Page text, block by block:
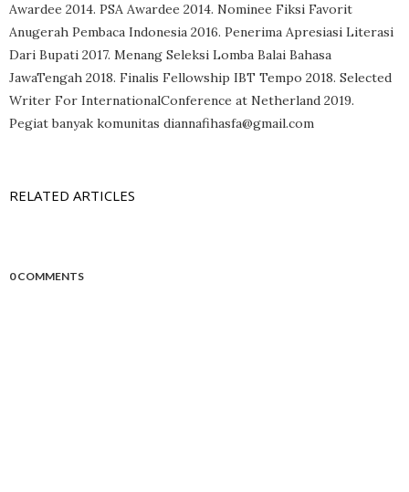
Awardee 2014. PSA Awardee 2014. Nominee Fiksi Favorit
Anugerah Pembaca Indonesia 2016. Penerima Apresiasi Literasi
Dari Bupati 2017. Menang Seleksi Lomba Balai Bahasa
JawaTengah 2018. Finalis Fellowship IBT Tempo 2018. Selected
Writer For InternationalConference at Netherland 2019.
Pegiat banyak komunitas diannafihasfa@gmail.com
RELATED ARTICLES
0 COMMENTS